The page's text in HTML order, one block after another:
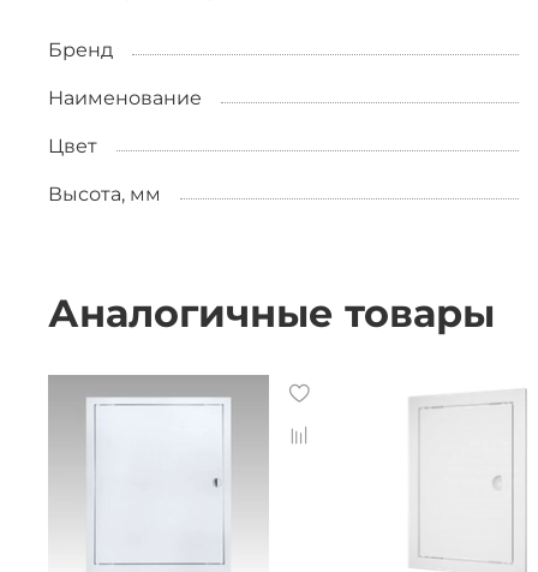
Бренд
Наименование
Цвет
Высота, мм
Аналогичные товары